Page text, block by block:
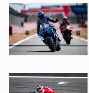
HRC
ル
カ・
マリ
ーニ